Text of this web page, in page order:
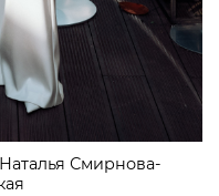
Смирнова-